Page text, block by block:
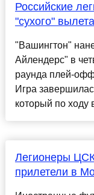
Российские
"сухого"
"Вашингтон"
Айлендерс" в
раунда плей-
Игра
который по ходу
Легионеры
прилетели в